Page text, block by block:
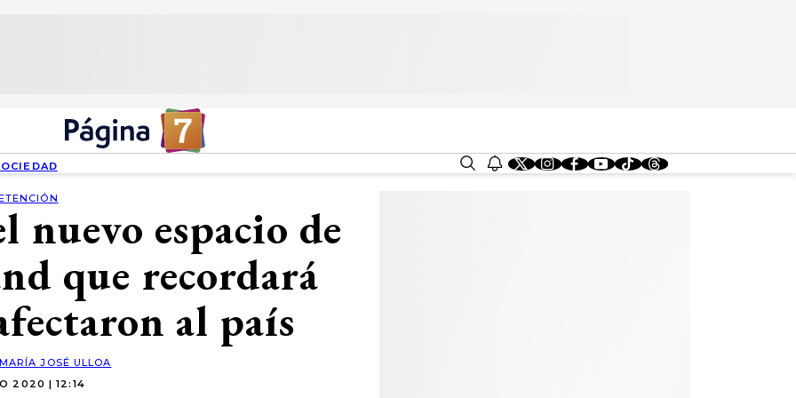
nuevo espacio de
que recordará
al país
MARÍA JOSÉ ULLOA
2020 | 12:14